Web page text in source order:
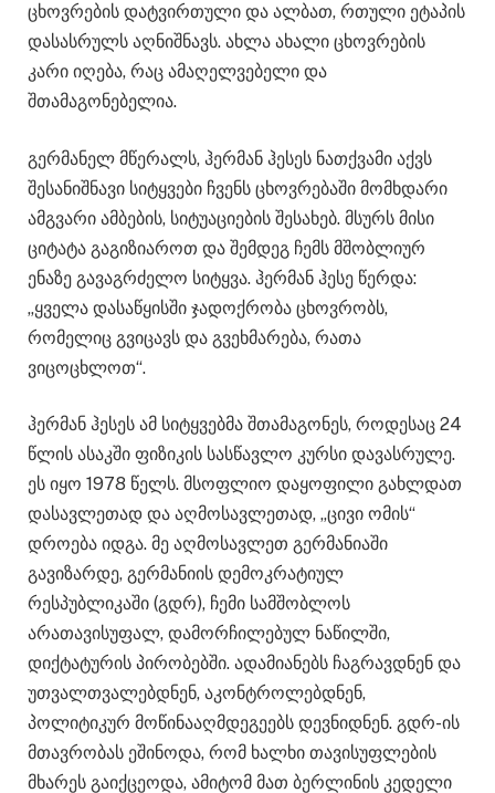
ცხოვრების დატვირთული და ალბათ, რთული ეტაპის
დასასრულს აღნიშნავს. ახლა ახალი ცხოვრების
კარი იღება, რაც ამაღელვებელი და
შთამაგონებელია.
გერმანელ მწერალს, ჰერმან ჰესეს ნათქვამი აქვს
შესანიშნავი სიტყვები ჩვენს ცხოვრებაში მომხდარი
ამგვარი ამბების, სიტუაციების შესახებ. მსურს მისი
ციტატა გაგიზიაროთ და შემდეგ ჩემს მშობლიურ
ენაზე გავაგრძელო სიტყვა. ჰერმან ჰესე წერდა:
„ყველა დასაწყისში ჯადოქრობა ცხოვრობს,
რომელიც გვიცავს და გვეხმარება, რათა
ვიცოცხლოთ“.
ჰერმან ჰესეს ამ სიტყვებმა შთამაგონეს, როდესაც 24
წლის ასაკში ფიზიკის სასწავლო კურსი დავასრულე.
ეს იყო 1978 წელს. მსოფლიო დაყოფილი გახლდათ
დასავლეთად და აღმოსავლეთად, „ცივი ომის“
დროება იდგა. მე აღმოსავლეთ გერმანიაში
გავიზარდე, გერმანიის დემოკრატიულ
რესპუბლიკაში (გდრ), ჩემი სამშობლოს
არათავისუფალ, დამორჩილებულ ნაწილში,
დიქტატურის პირობებში. ადამიანებს ჩაგრავდნენ და
უთვალთვალებდნენ, აკონტროლებდნენ,
პოლიტიკურ მოწინააღმდეგეებს დევნიდნენ. გდრ-ის
მთავრობას ეშინოდა, რომ ხალხი თავისუფლების
მხარეს გაიქცეოდა, ამიტომ მათ ბერლინის კედელი